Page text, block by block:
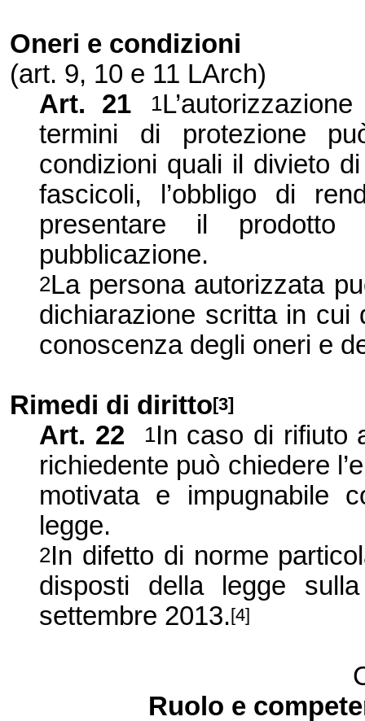
Oneri e condizioni
(art. 9, 10 e 11 LArch)
Art. 21
1
termini di protezione
condizioni quali il divieto
fascicoli, l’obbligo di r
presentare il
pubblicazione.
2La persona autorizzata
dichiarazione scritta in cui
conoscenza degli oneri e
Rimedi di diritto[3]
Art. 22 1In caso di rifiuto
richiedente può chiedere
motivata e impugnabile
legge.
2In difetto di norme
disposti della legge
settembre 2013.[4]
Ruolo e